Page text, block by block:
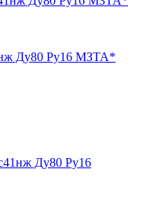
Ду80 Ру16 МЗТА*